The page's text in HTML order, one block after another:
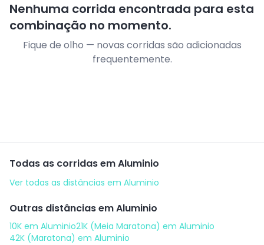
Nenhuma corrida encontrada para esta
combinação no momento.
Fique de olho — novas corridas são adicionadas
frequentemente.
Todas as corridas emAluminio
Ver todas as distâncias em Aluminio
Outras distâncias emAluminio
10K em Aluminio21K (Meia Maratona) em Aluminio
42K (Maratona) em Aluminio